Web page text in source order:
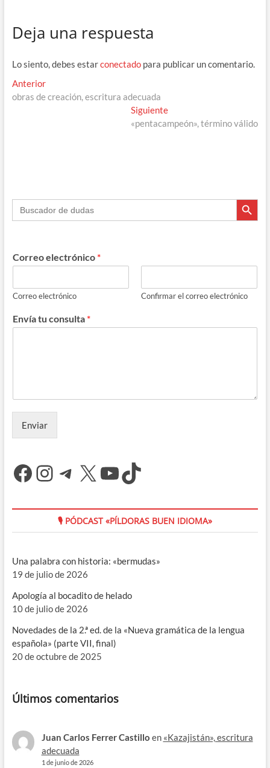
b
o
k
gr
m
ds
p
ti
Deja una respuesta
Lo siento, debes estarconectadopara publicar un comentario.
Navegación
de
AnteriorEntrada
anterior:
obras de creación, escritura adecuada
SiguienteEntrada
siguiente:
«pentacampeón», término válido
Buscar: Botón de
Correo electrónico *
Correo electrónico Confirmar el correo electrónico
Envía tu consulta *
Enviar
Facebook
Instagram
Telegram
X YouTube
TikTok
🎙 PÓDCAST «PÍLDORAS BUEN IDIOMA»
Una palabra con historia: «bermudas»
19 de julio de 2026
Apología al bocadito de helado
10 de julio de 2026
Novedades de la 2.ª ed. de la «Nueva gramática de la lengua
española» (parte VII, final)
20 de octubre de 2025
Últimos comentarios
Juan Carlos Ferrer Castillo en «Kazajistán», escritura
adecuada
1 de junio de 2026